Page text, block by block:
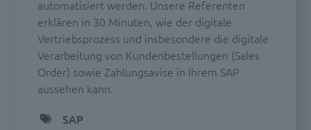
automatisiert werden. Unsere Referenten
erklären in 30 Minuten, wie der digitale
Vertriebsprozess und insbesondere die digitale
Verarbeitung von Kundenbestellungen (Sales
Order) sowie Zahlungsavise in Ihrem SAP
aussehen kann.
SAP